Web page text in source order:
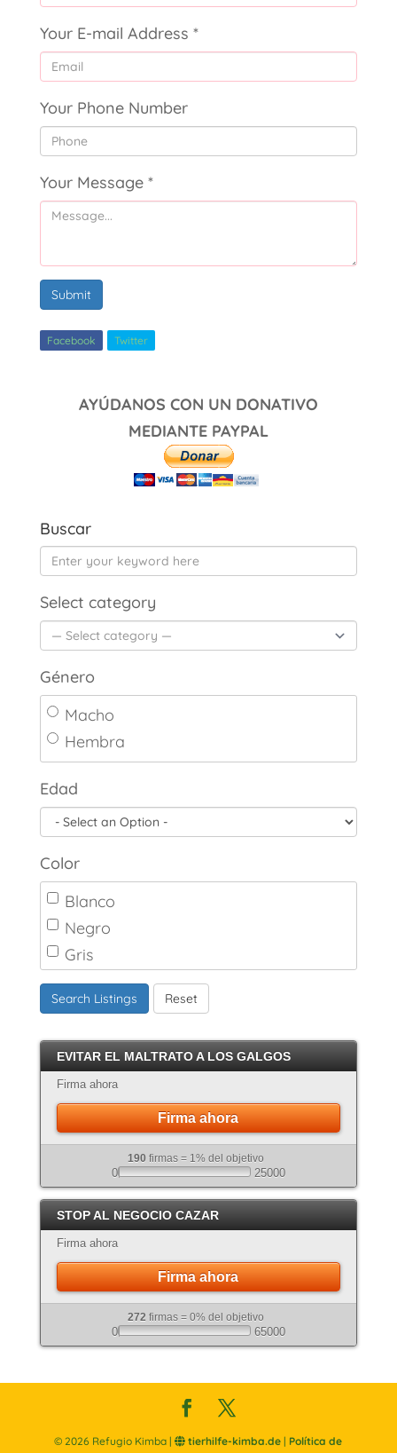
Your E-mail Address *
Your Phone Number
Your Message *
Submit
Facebook Twitter
AYÚDANOS CON UN DONATIVO
MEDIANTE PAYPAL
Buscar
Select category
Género
Macho
Hembra
Edad
Color
Blanco
Negro
Gris
Marrón
Canela
Crema
Atigrado
Search Listings Reset
EVITAR EL MALTRATO A LOS GALGOS
Firma ahora
Firma ahora
190 firmas = 1% del objetivo
0 25000
STOP AL NEGOCIO CAZAR
Firma ahora
Firma ahora
272 firmas = 0% del objetivo
0 65000
©2026 Refugio Kimba | tierhilfe-kimba.de | Política de